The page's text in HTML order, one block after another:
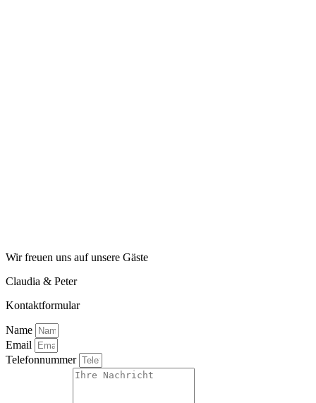
Wir freuen uns auf unsere Gäste
Claudia & Peter
Kontaktformular
Name
Email
Telefonnummer